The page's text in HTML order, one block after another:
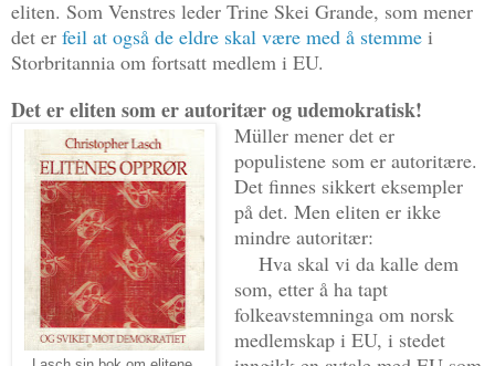
eliten. Som Venstres leder Trine Skei Grande, som mener
det er feil at også de eldre skal være med å stemme i
Storbritannia om fortsatt medlem i EU.
Det er eliten som er autoritær og udemokratisk!
Müller mener det er
populistene som er autoritære.
Det finnes sikkert eksempler
på det. Men eliten er ikke
mindre autoritær:
Hva skal vi da kalle dem
som, etter å ha tapt
folkeavstemninga om norsk
medlemskap i EU, i stedet